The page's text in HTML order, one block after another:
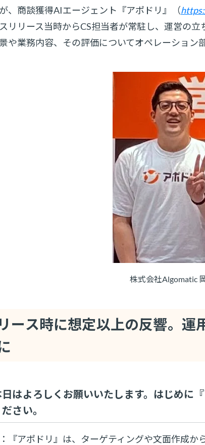
、商談獲得AIエージェント『アポドリ』（
リリース当時からCS担当者が常駐し、運営の
や業務内容、その評価についてオペレーショ
株式会社Algomatic
ース時に想定以上の反響。運
はよろしくお願いいたします。はじめに
さい。
『アポドリ』は、ターゲティングや文面作成か